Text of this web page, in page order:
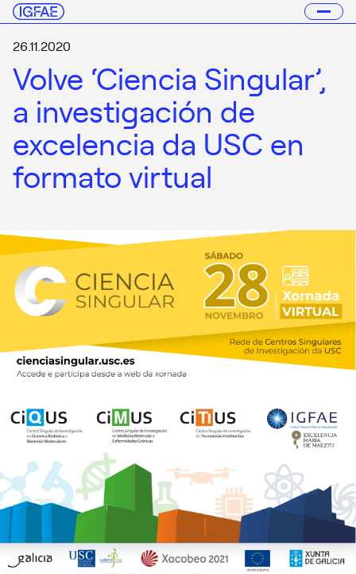
26.11.2020
Volve ‘Ciencia Singular’,
a investigación de
excelencia da USC en
formato virtual